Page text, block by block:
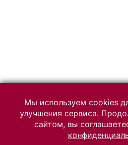
Мы используем cookies
улучшения сервиса.
сайтом, вы